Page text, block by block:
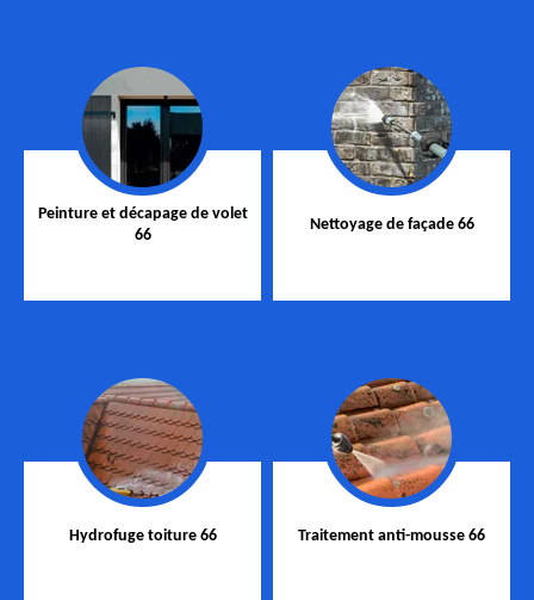
Peinture et décapage de volet
66
Nettoyage de façade 66
Hydrofuge toiture 66 Traitement anti-mousse 66